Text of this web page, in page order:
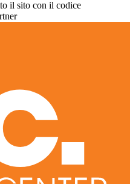
il sito con il codice